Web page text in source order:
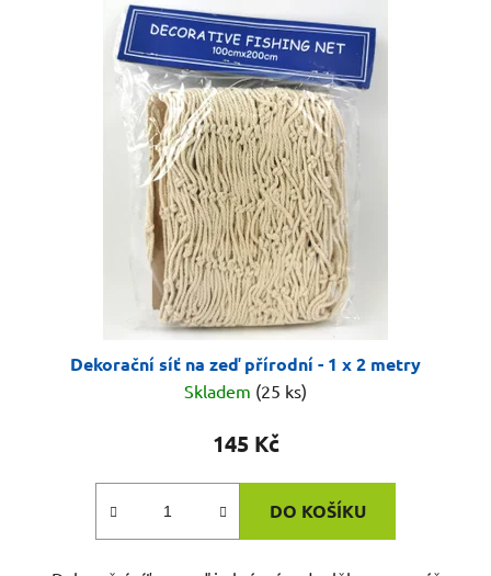
Dekorační síť na zeď přírodní - 1 x 2 metry
Skladem (25 ks)
145 Kč
DO KOŠÍKU